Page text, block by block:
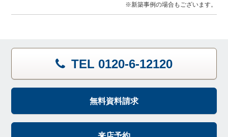
※新築事例の場合もございます。
TEL 0120-6-12120
無料資料請求